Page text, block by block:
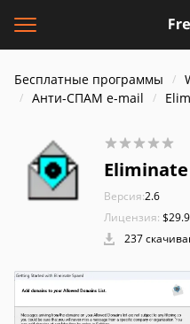
Бесплатные программы
Анти-СПАМ e-mail
Версия:2.6
Лицензия:
237